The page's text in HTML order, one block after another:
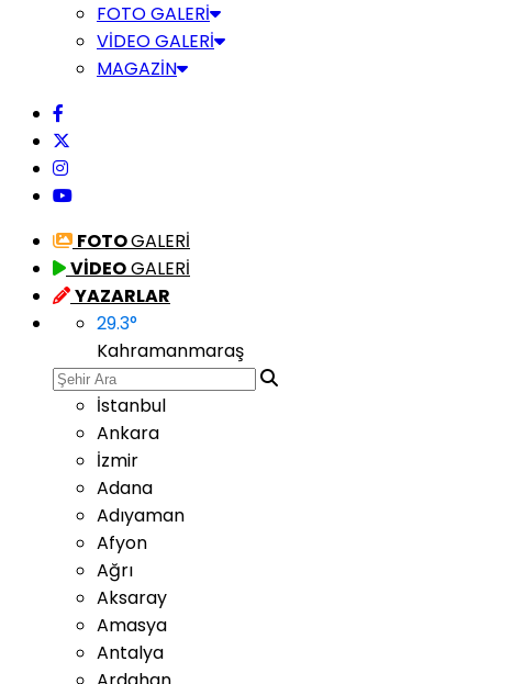
FOTO GALERİ
VİDEO GALERİ
MAGAZİN
FOTOGALERİ
VİDEOGALERİ
YAZARLAR
29.3°
Kahramanmaraş
İstanbul
Ankara
İzmir
Adana
Adıyaman
Afyon
Ağrı
Aksaray
Amasya
Antalya